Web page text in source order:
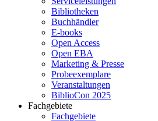
Bibliotheken
Buchhändler
E-books
Open Access
Open EBA
Marketing & Presse
Probeexemplare
Veranstaltungen
BiblioCon 2025
Fachgebiete
Fachgebiete